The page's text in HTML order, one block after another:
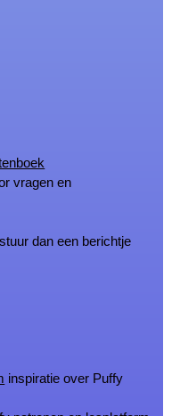
vragen en
stuur dan een berichtje
inspiratie over Puffy